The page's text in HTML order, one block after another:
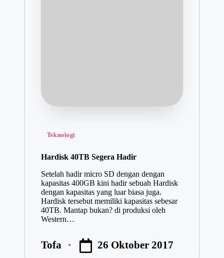
Posted
Teknologi
Hardisk 40TB Segera Hadir
Setelah hadir micro SD dengan dengan
kapasitas 400GB kini hadir sebuah Hardisk
dengan kapasitas yang luar biasa juga.
Hardisk tersebut memiliki kapasitas sebesar
40TB. Mantap bukan? di produksi oleh
Western…
Posted
Tofa 26 Oktober 2017